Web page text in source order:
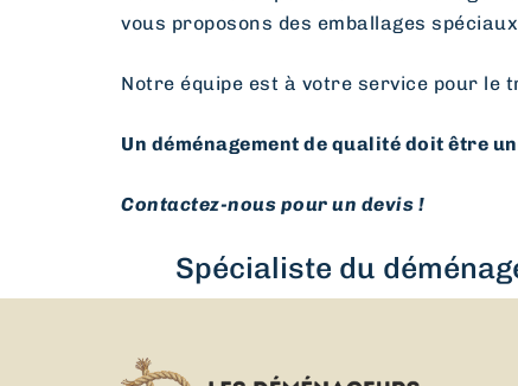
vous proposons des emballages
Notre équipe est à votre service pour le
Un déménagement de qualité doit être
Contactez-nous pour un devis !
Spécialiste du